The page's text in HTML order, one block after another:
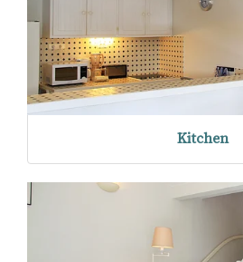
Kitchen